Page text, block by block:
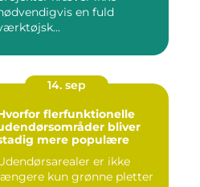
en fuld
14. sep
flerfunktionelle
bliver
mere populære
er ikke
kun grønne pletter